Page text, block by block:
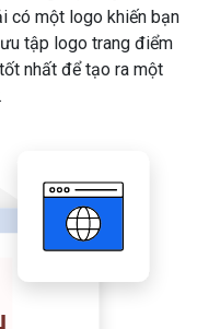
có một logo khiến bạn
tập logo trang điểm
nhất để tạo ra một